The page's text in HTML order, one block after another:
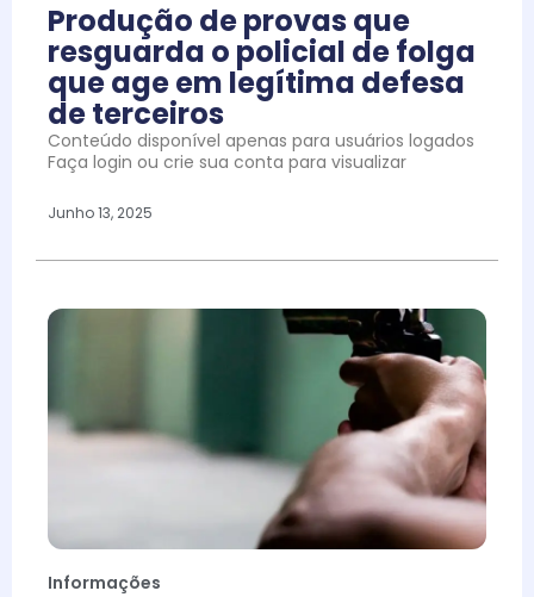
Produção de provas que
resguarda o policial de folga
que age em legítima defesa
de terceiros
Conteúdo disponível apenas para usuários logados
Faça login ou crie sua conta para visualizar
Junho 13, 2025
Informações